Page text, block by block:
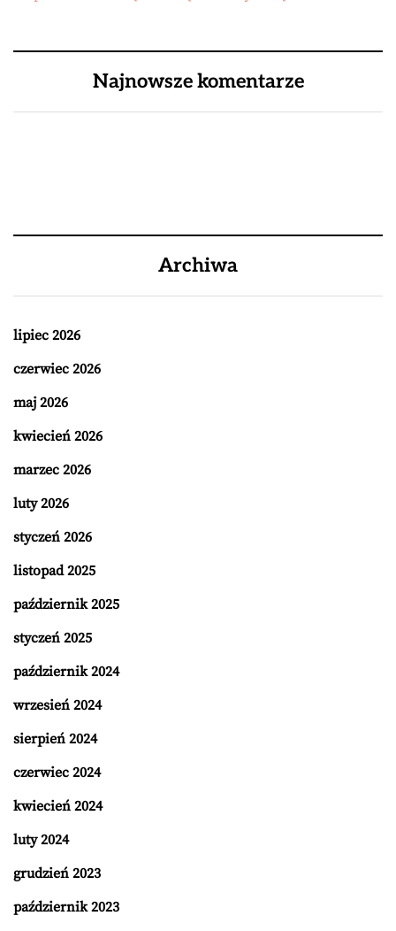
Najnowsze komentarze
Archiwa
lipiec 2026
czerwiec 2026
maj 2026
kwiecień 2026
marzec 2026
luty 2026
styczeń 2026
listopad 2025
październik 2025
styczeń 2025
październik 2024
wrzesień 2024
sierpień 2024
czerwiec 2024
kwiecień 2024
luty 2024
grudzień 2023
październik 2023